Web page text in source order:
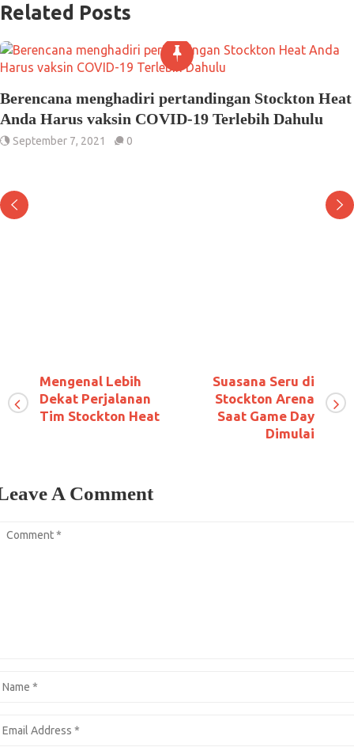
Related Posts
Beberapa Peristiwa Yang Mengubah
Mengenal Lebih
Dekat Perjalanan
Tim Stockton Heat
Suasana Seru di
Stockton Arena
Saat Game Day
Dimulai
A Comment